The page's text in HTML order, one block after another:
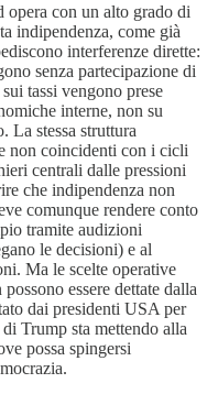
opera con un alto grado di
indipendenza, come già
interferenze dirette:
senza partecipazione di
tassi vengono prese
interne, non su
La stessa struttura
non coincidenti con i cicli
centrali dalle pressioni
che indipendenza non
comunque rendere conto
tramite audizioni
le decisioni) e al
Ma le scelte operative
essere dettate dalla
dai presidenti USA per
Trump sta mettendo alla
possa spingersi